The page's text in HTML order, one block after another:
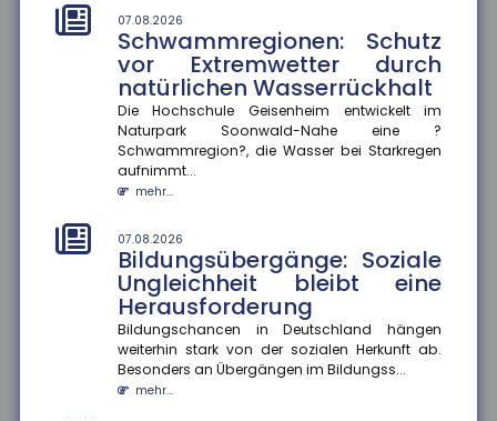
07.08.2026
Schwammregionen: Schutz
vor Extremwetter durch
natürlichen Wasserrückhalt
Die Hochschule Geisenheim entwickelt im
Naturpark Soonwald-Nahe eine ?
Schwammregion?, die Wasser bei Starkregen
aufnimmt...
mehr...
07.08.2026
Bildungsübergänge: Soziale
Ungleichheit bleibt eine
Herausforderung
Bildungschancen in Deutschland hängen
weiterhin stark von der sozialen Herkunft ab.
Besonders an Übergängen im Bildungss...
mehr...
Hybride Arbeitsmodelle entsprechen am ehesten den
Bedürfnissen der Beschäftigten. Weichen die
tatsächlichen Homeoffice-R...
mehr...
07.08.2026
Selbstgeschenke: Deutsche
geben fast 2.000 Euro pro Jahr
für sich selbst aus
rund 1.993 Euro für Selbstgeschenke auf. Besonders
beliebt sind Kleid...
mehr...
04.08.2026
Digitalisierung und
Flexibilisierung im
Führerscheinerwerb